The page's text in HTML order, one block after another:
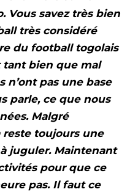
Vous savez très bien
très considéré
du football togolais
tant bien que mal
n’ont pas une base
parle, ce que nous
Malgré
reste toujours une
à juguler. Maintenant
pour que ce
pas. Il faut ce